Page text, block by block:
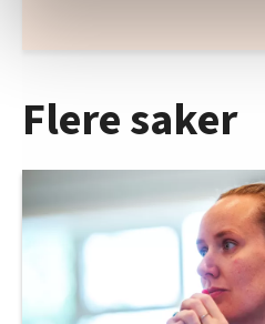
innenfor analyse og
Flere saker